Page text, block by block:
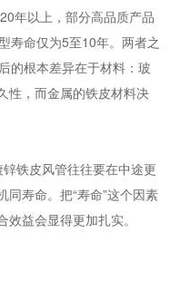
年以上，部分高品质产品
寿命仅为5至10年。两者之
的根本差异在于材料：玻
性，而金属的铁皮材料决
铁皮风管往往要在中途更
寿命。把“寿命”这个因素
益会显得更加扎实。